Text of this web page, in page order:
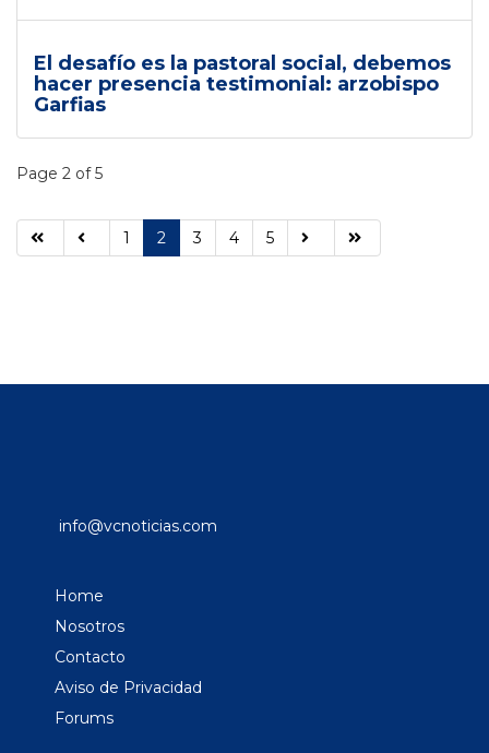
El desafío es la pastoral social, debemos
hacer presencia testimonial: arzobispo
Garfias
Page 2 of 5
1 2 3 4 5
info@vcnoticias.com
Home
Nosotros
Contacto
Aviso de Privacidad
Forums